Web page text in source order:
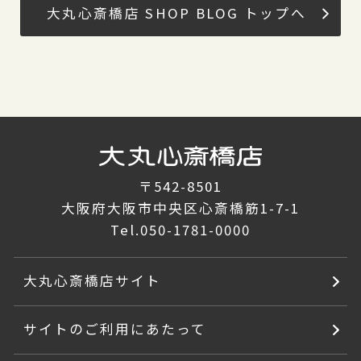
大丸心斎橋店 SHOP BLOG トップへ
〒542-8501
大阪府大阪市中央区心斎橋筋1-7-1
Tel.050-1781-0000
大丸心斎橋店サイト
サイトのご利用にあたって